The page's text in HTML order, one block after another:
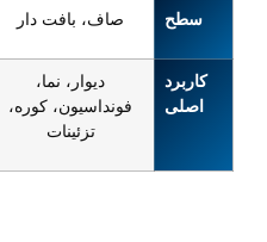
سطح صاف، بافت دار
کاربرد
اصلی
دیوار، نما،
فونداسیون، کوره،
تزئینات